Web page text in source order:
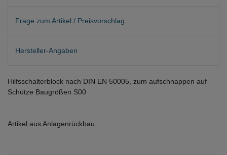
Frage zum Artikel / Preisvorschlag
Hersteller-Angaben
Hilfsschalterblock nach DIN EN 50005, zum aufschnappen auf
Schütze Baugrößen S00
Artikel aus Anlagenrückbau.